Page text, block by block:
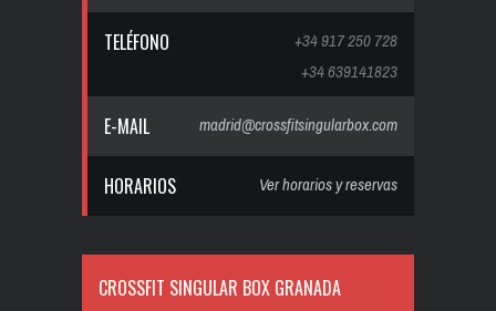
TELÉFONO
+34 917 250 728
+34 639141823
E-MAIL madrid@crossfitsingularbox.com
HORARIOS Ver horarios y reservas
CROSSFIT SINGULAR BOX GRANADA